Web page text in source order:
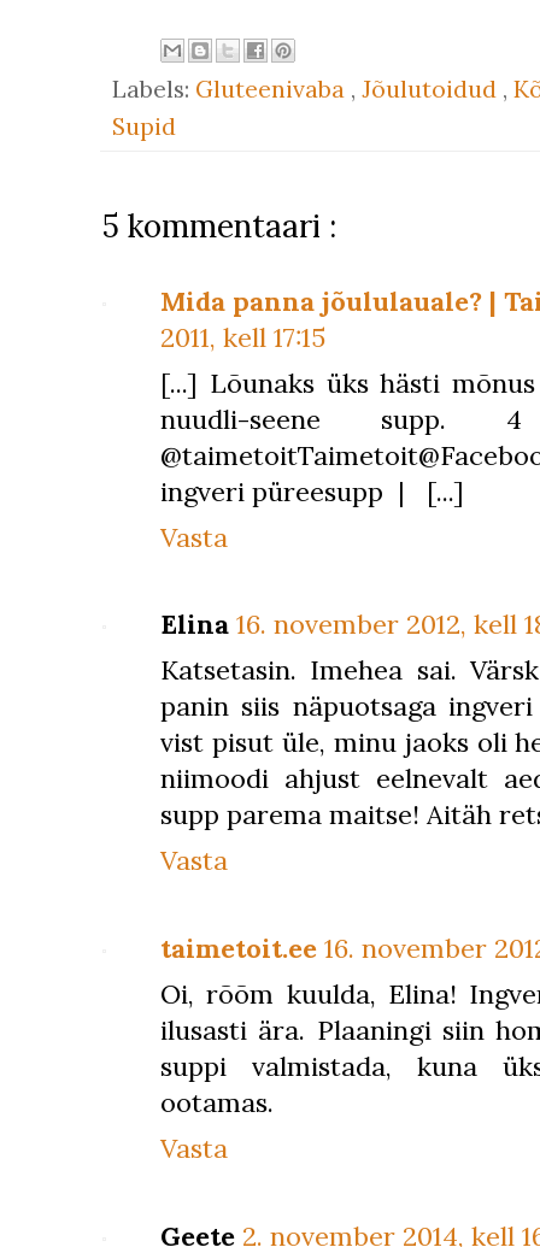
Labels: Gluteenivaba , Jõulutoidud ,
Supid
5 kommentaari :
Mida panna jõululauale? |
2011, kell 17:15
[...] Lõunaks üks hästi
nuudli-seene
ingveri püreesupp | [...]
Vasta
Elina 16. november 2012, kell
Katsetasin. Imehea sai.
panin siis näpuotsaga
vist pisut üle, minu jaoks oli
niimoodi ahjust eelnevalt
supp parema maitse! Aitäh
Vasta
taimetoit.ee 16. november
Oi, rõõm kuulda, Elina!
ilusasti ära. Plaaningi siin
suppi valmistada, kuna
ootamas.
Vasta
Geete 2. november 2014, kell